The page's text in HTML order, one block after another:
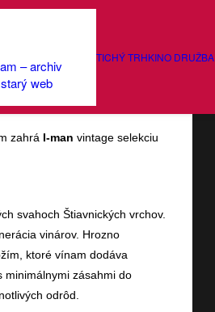
– archiv
web
TICHÝ TRHKINO DRUŽBA
zahrá I-man vintage selekciu
svahoch Štiavnických vrchov.
vinárov. Hrozno
ktoré vínam dodáva
minimálnymi zásahmi do
odrôd.